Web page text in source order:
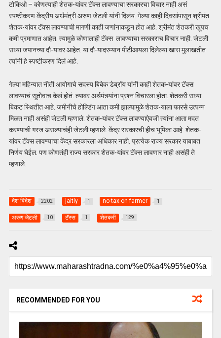
टोकिओ – कोणत्याही शेतक-यांवर टॅक्स लावण्याचा सरकारचा विचार नाही असं
स्पष्टीकरण केंद्रीय अर्थमंत्री अरुण जेटली यांनी दिलंय. गेल्या काही दिवसांपासून श्रीमंत
शेतक-यांवर टॅक्स लावण्याची मागणी काही जणांनाकडून होत आहे. श्रीमंत शेतकरी खूपच
कमी प्रमाणात आहेत. त्यामुळे कोणालाही टॅक्स लावण्याचा सरकाराच विचार नाही. जेटली
सध्या जपानच्या दौ-यावर आहेत. या दौ-यादरम्यान पीटीआयला दिलेल्या खास मुलाखतीत
त्यांनी हे स्पष्टीकरण दिलं आहे.
गेल्या महिन्यात नीती आयोगाचे सदस्य बिबेक डेब्रॉय यांनी काही शेतक-यांवर टॅक्स
लावण्याचं सूतोवाच केलं होतं. त्यावर अर्थमंत्र्यांना प्रश्न विचारला होता. शेतकरी सध्या
बिकट स्थितीत आहे. जमीनीचे होल्डिंग आता कमी झाल्यामुळे शेतक-याला फारसे उत्पन्न
मिळत नाही असंही जेटली म्हणाले. शेतक-यांवर टॅक्स लावण्याऐवजी त्यांना आता मदत
करण्याची गरज असल्याचंही जेटली म्हणाले. केंद्र सरकारची हीच भूमिका आहे. शेतक-
यांवर टॅक्स लावण्याचा केंद्र सरकारला अधिकार नाही. प्रत्येक राज्य सरकार याबाबत
निर्णय घेईल. पण कोणतंही राज्य सरकार शेतक-यांवर टॅक्स लावणार नाही असंही ते
म्हणाले.
देश विदेश 2202 jaitly 1 no tax on farmer 1
अरुण जेटली 10 टॅस्स 1 शेतकरी 129
RECOMMENDED FOR YOU